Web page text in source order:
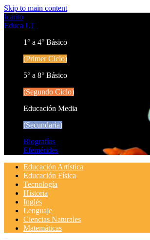
Skip to main content
Icarito
Educa LT
1° a 4° Básico
(Primer Ciclo)
5° a 8° Básico
(Segundo Ciclo)
Educación Media
(Secundaria)
Biografías
Efemérides
Educación Artística
Educación Física
Tecnología
Historia
Inglés
Lenguaje
Ciencias Naturales
Matemáticas